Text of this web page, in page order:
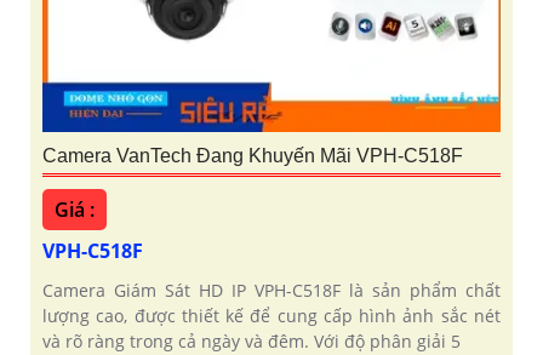
Camera VanTech Đang Khuyến Mãi VPH-C518F
Giá :
VPH-C518F
Camera Giám Sát HD IP VPH-C518F là sản phẩm chất
lượng cao, được thiết kế để cung cấp hình ảnh sắc nét
và rõ ràng trong cả ngày và đêm. Với độ phân giải 5